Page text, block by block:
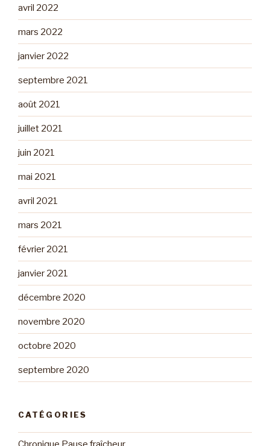
avril 2022
mars 2022
janvier 2022
septembre 2021
août 2021
juillet 2021
juin 2021
mai 2021
avril 2021
mars 2021
février 2021
janvier 2021
décembre 2020
novembre 2020
octobre 2020
septembre 2020
CATÉGORIES